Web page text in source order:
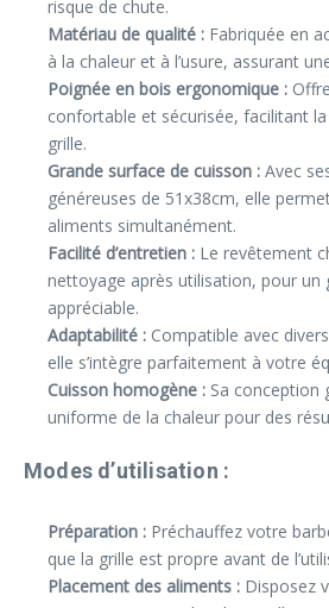
risque de chute.
Matériau de qualité : Fabriquée en
à la chaleur et à l’usure, assurant
Poignée en bois ergonomique :
confortable et sécurisée, facilitant
grille.
Grande surface de cuisson : Avec
généreuses de 51x38cm, elle
aliments simultanément.
Facilité d’entretien : Le revêtement
nettoyage après utilisation, pour un
appréciable.
Adaptabilité : Compatible avec
elle s’intègre parfaitement à votre
Cuisson homogène : Sa conception
uniforme de la chaleur pour des
Modes d’utilisation :
Préparation : Préchauffez votre
que la grille est propre avant de
Placement des aliments : Disposez